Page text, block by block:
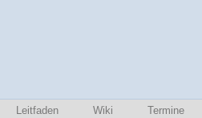
Leitfaden Wiki Termine